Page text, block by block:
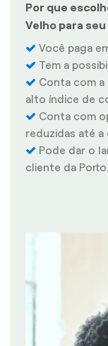
Por que
Velho para seu
Você paga
Tem a
Conta com
alto índice de
Conta com
reduzidas até
Pode dar o
cliente da Porto.